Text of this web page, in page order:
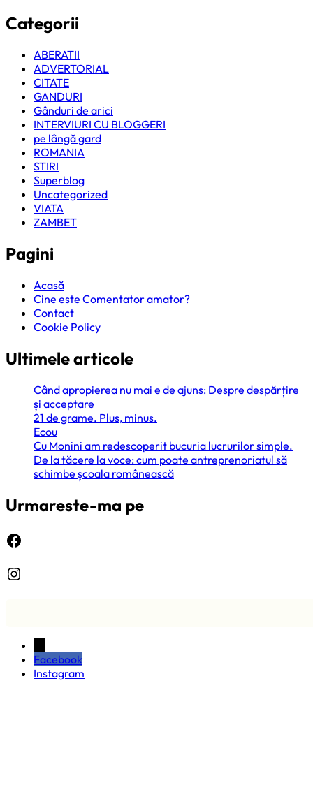
Categorii
ABERATII
ADVERTORIAL
CITATE
GANDURI
Gânduri de arici
INTERVIURI CU BLOGGERI
pe lângă gard
ROMANIA
STIRI
Superblog
Uncategorized
VIATA
ZAMBET
Pagini
Acasă
Cine este Comentator amator?
Contact
Cookie Policy
Ultimele articole
Când apropierea nu mai e de ajuns: Despre despărțire
și acceptare
21 de grame. Plus, minus.
Ecou
Cu Monini am redescoperit bucuria lucrurilor simple.
De la tăcere la voce: cum poate antreprenoriatul să
schimbe școala românească
Urmareste-ma pe
Facebook
Instagram
Facebook
Instagram